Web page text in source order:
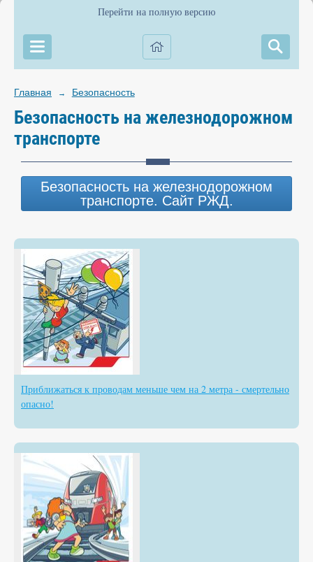
Перейти на полную версию
Главная → Безопасность
Безопасность на железнодорожном
транспорте
Безопасность на железнодорожном
транспорте. Сайт РЖД.
Приближаться к проводам меньше чем на 2 метра - смертельно
опасно!